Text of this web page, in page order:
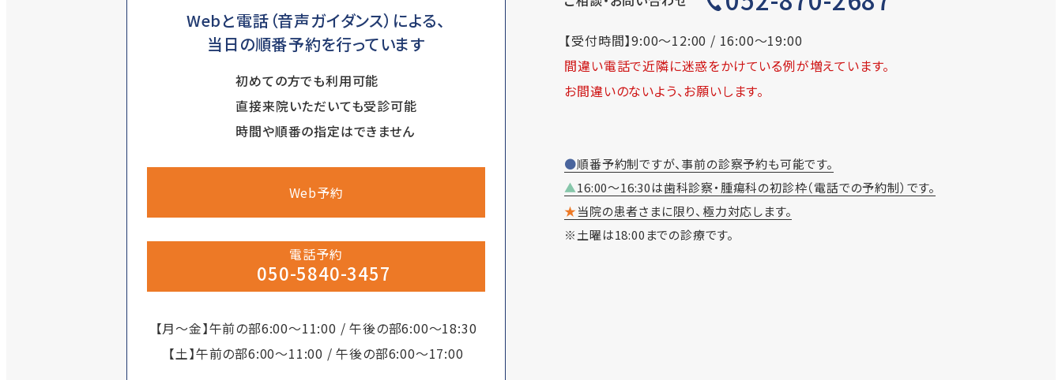
Webと電話（音声ガイダンス）による、
当日の順番予約を行っています
初めての方でも利用可能
直接来院いただいても受診可能
時間や順番の指定はできません
Web予約
電話予約
050-5840-3457
【月～金】午前の部6:00～11:00 / 午後の部6:00～18:30
【土】午前の部6:00～11:00 / 午後の部6:00～17:00
【受付時間】9:00～12:00 / 16:00～19:00
間違い電話で近隣に迷惑をかけている例が増えています。
お間違いのないよう、お願いします。
●順番予約制ですが、事前の診察予約も可能です。
▲16:00～16:30は歯科診察・腫瘍科の初診枠（電話での予約制）です。
★当院の患者さまに限り、極力対応します。
※土曜は18:00までの診療です。